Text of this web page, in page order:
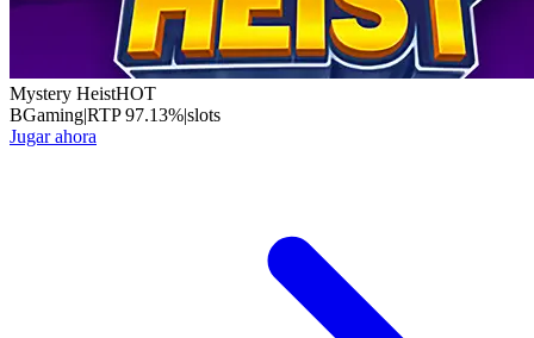
Mystery HeistHOT
BGaming|RTP97.13%|slots
Jugar ahora